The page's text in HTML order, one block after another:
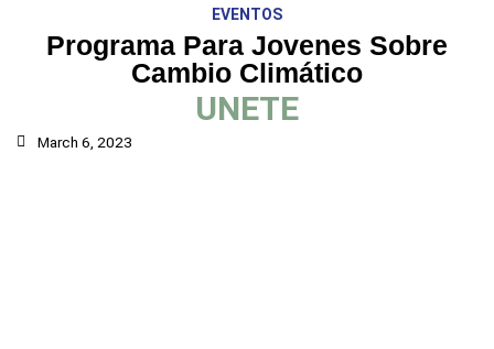
EVENTOS
Programa Para Jovenes Sobre
Cambio Climático
UNETE
March 6, 2023